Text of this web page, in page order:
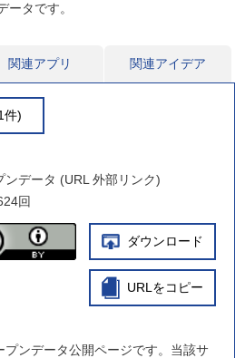
ータです。
関連アプリ 関連アイデア
件)
ンデータ (URL 外部リンク)
回
ダウンロード
URLをコピー
プンデータ公開ページです。当該サ